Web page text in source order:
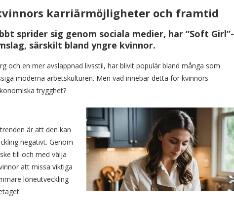
karriärmöjligheter och framtid
sprider sig genom sociala medier, har “Soft Girl”-
särskilt bland yngre kvinnor.
och en mer avslappnad livsstil, har blivit populär bland många som
moderna arbetskulturen. Men vad innebär detta för kvinnors
trygghet?
är att den kan
negativt. Genom
till och med välja
att missa viktiga
löneutveckling